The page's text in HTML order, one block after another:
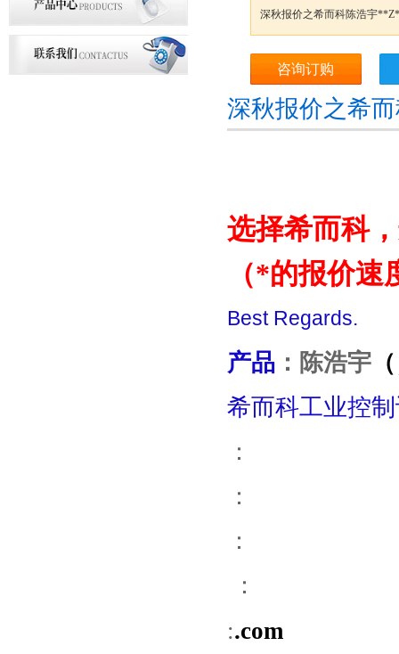
深秋报价之希而科陈浩宇
咨询订购
深秋报价之希
选择希而科
（*的报价
Best Regards.
产品 ： 陈浩宇
希而科工业控
：
：
：
：
:.com